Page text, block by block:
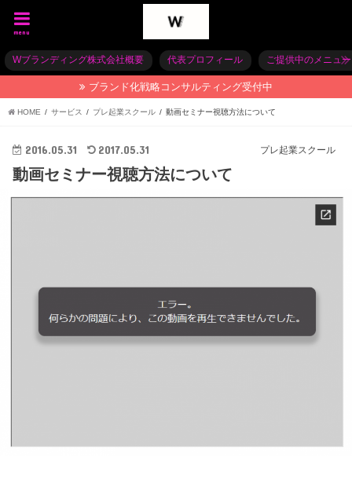
menu
Wブランディング株式会社概要 代表プロフィール ご提供中のメニュー
ブランド化戦略コンサルティング受付中
HOME サービス プレ起業スクール 動画セミナー視聴方法について
プレ起業スクール
2016.05.31 2017.05.31
動画セミナー視聴方法について